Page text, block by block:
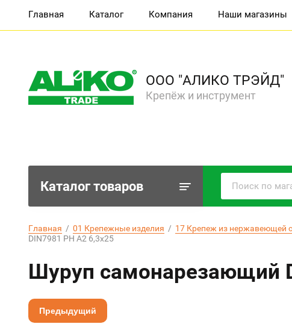
Главная Каталог Компания Наши магазины
ООО "АЛИКО ТРЭЙД"
Крепёж и инструмент
Каталог товаров
Главная
  /
01 Крепежные изделия
  /
17 Крепеж из нержавеющей
DIN7981 PH A2 6,3х25
Шуруп самонарезающий
Предыдущий